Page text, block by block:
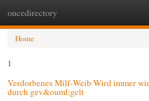
oncedirectory
Home
1
Verdorbenes Milf-Weib Wird immer
durch gev&ouml;gelt